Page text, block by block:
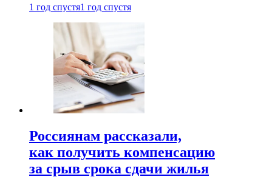
1 год спустя1 год спустя
Россиянам рассказали,
как получить компенсацию
за срыв срока сдачи жилья